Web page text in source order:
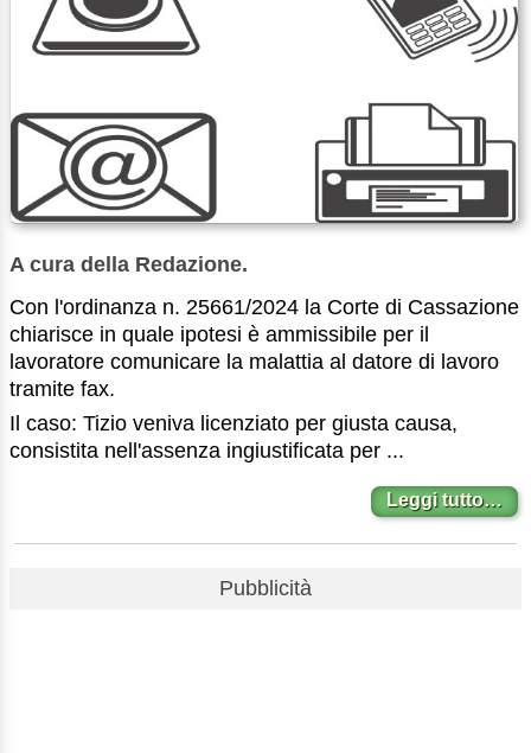
A cura della Redazione.
Con l'ordinanza n. 25661/2024 la Corte di Cassazione
chiarisce in quale ipotesi è ammissibile per il
lavoratore comunicare la malattia al datore di lavoro
tramite fax.
Il caso: Tizio veniva licenziato per giusta causa,
consistita nell'assenza ingiustificata per ...
Leggi tutto…
Pubblicità